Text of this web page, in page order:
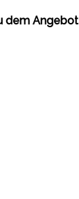
dem Angebot